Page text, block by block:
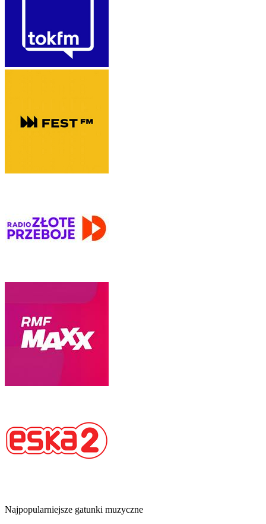
Najpopularniejsze gatunki muzyczne